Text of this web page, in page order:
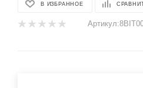
В ИЗБРАННОЕ
Артикул: